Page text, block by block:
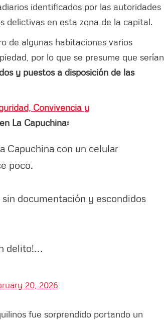
identificados por las autoridades
delictivas en esta zona de la capital.
de algunas habitaciones varios
por lo que se presume que serían
y puestos a disposición de las
Convivencia y
La Capuchina:
Capuchina con un celular
poco.
documentación y escondidos
delito!…
20, 2026
fue sorprendido portando un